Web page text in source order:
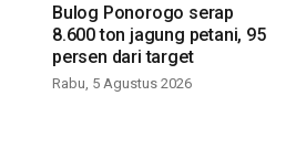
Bulog Ponorogo serap
8.600 ton jagung petani, 95
persen dari target
Rabu, 5 Agustus 2026